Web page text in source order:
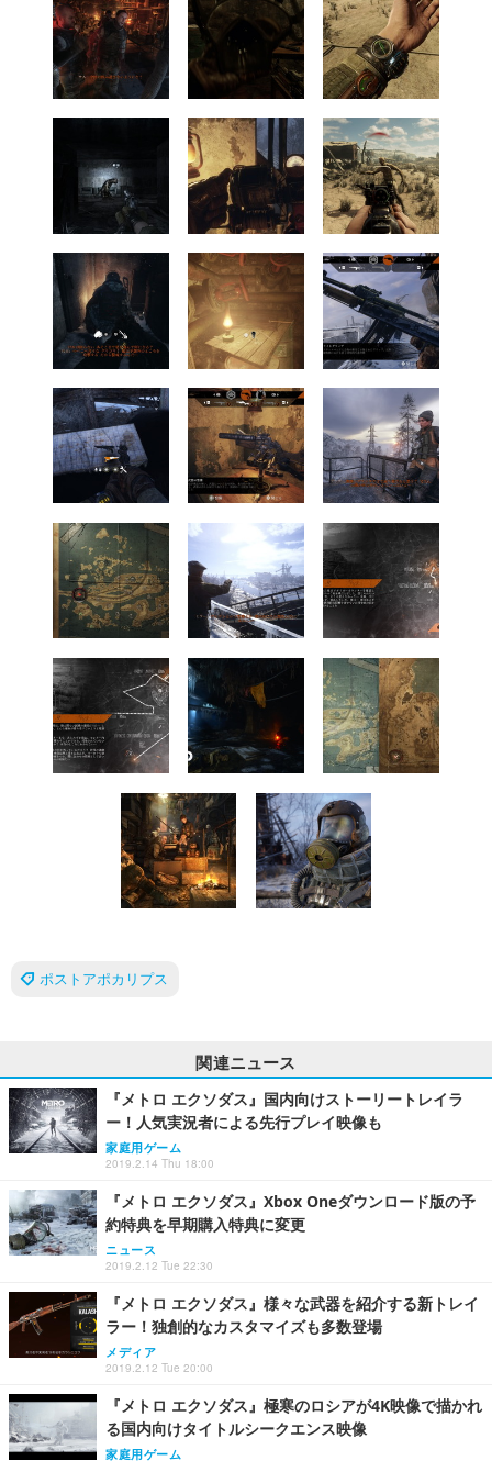
ポストアポカリプス
関連ニュース
『メトロ エクソダス』国内向けストーリートレイラ
ー！人気実況者による先行プレイ映像も
家庭用ゲーム
2019.2.14 Thu 18:00
『メトロ エクソダス』Xbox Oneダウンロード版の予
約特典を早期購入特典に変更
ニュース
2019.2.12 Tue 22:30
『メトロ エクソダス』様々な武器を紹介する新トレイ
ラー！独創的なカスタマイズも多数登場
メディア
2019.2.12 Tue 20:00
『メトロ エクソダス』極寒のロシアが4K映像で描かれ
る国内向けタイトルシークエンス映像
家庭用ゲーム